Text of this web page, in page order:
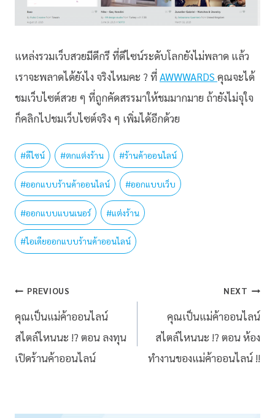
แหล่งรวมเว็บสวยมีดีกรี ที่ดีไซน์ระดับโลกยังไม่พลาด แล้ว
เราจะพลาดได้ยังไง จริงไหมคะ ? ที่AWWWARDS คุณจะได้
ชมเว็บไซต์สวย ๆ ที่ถูกคัดสรรมาให้ชมมากมาย ถ้ายังไม่จุใจ
ก็คลิกไปชมเว็บไซต์จริง ๆ เพิ่มได้อีกด้วย
#ดีไซน์ #ตกแต่งร้าน #ร้านค้าออนไลน์
#ออกแบบร้านค้าออนไลน์ #ออกแบบเว็บ
#ออกแบบแบนเนอร์ #แต่งร้าน
#ไอเดียออกแบบร้านค้าออนไลน์
PREVIOUS
คุณเป็นแม่ค้าออนไลน์
สไตล์ไหนนะ !? ตอน ลงทุน
เปิดร้านค้าออนไลน์
NEXT
คุณเป็นแม่ค้าออนไลน์
สไตล์ไหนนะ !? ตอน ห้อง
ทำงานของแม่ค้าออนไลน์ !!